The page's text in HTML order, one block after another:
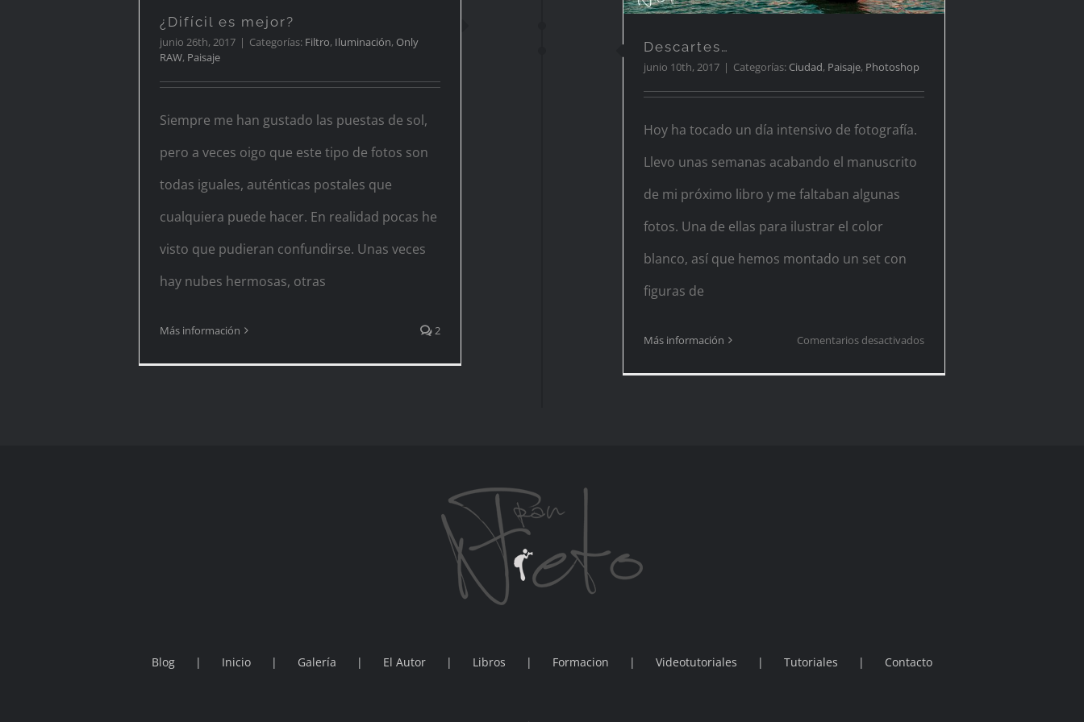
¿Difícil es mejor?
junio 26th, 2017 | Categorías: Filtro, Iluminación, Only
RAW, Paisaje
Siempre me han gustado las puestas de sol,
pero a veces oigo que este tipo de fotos son
todas iguales, auténticas postales que
cualquiera puede hacer. En realidad pocas he
visto que pudieran confundirse. Unas veces
hay nubes hermosas, otras
Más información 2
Descartes…
junio 10th, 2017 | Categorías: Ciudad, Paisaje, Photoshop
Hoy ha tocado un día intensivo de fotografía.
Llevo unas semanas acabando el manuscrito
de mi próximo libro y me faltaban algunas
fotos. Una de ellas para ilustrar el color
blanco, así que hemos montado un set con
figuras de
Más información Comentarios desactivadosen
Blog Inicio Galería El Autor Libros Formacion Videotutoriales Tutoriales Contacto